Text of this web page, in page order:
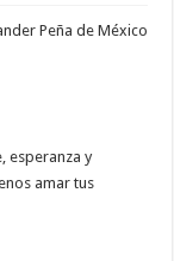
Peña de México
esperanza y
amar tus